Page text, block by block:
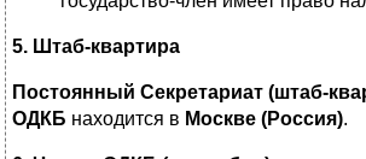
5. Штаб-квартира
Постоянный Секретариат (штаб-
ОДКБ находится в Москве (Россия).